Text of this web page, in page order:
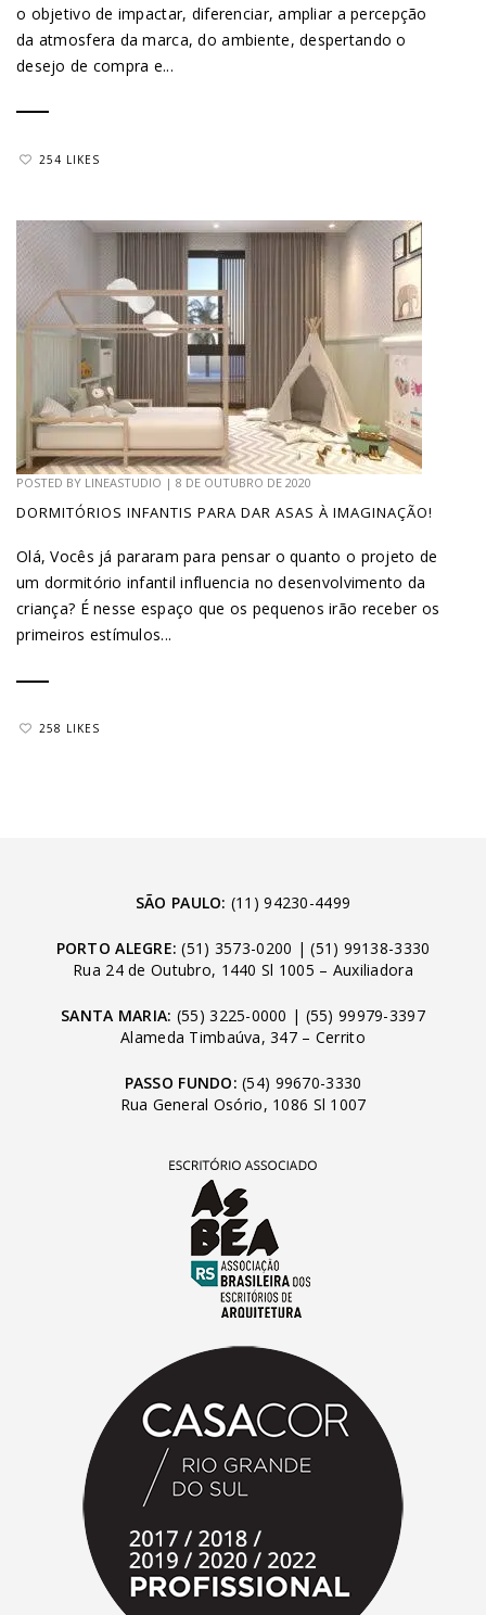
o objetivo de impactar, diferenciar, ampliar a percepção
da atmosfera da marca, do ambiente, despertando o
desejo de compra e...
254 LIKES
POSTED BY LINEASTUDIO | 8 DE OUTUBRO DE 2020
DORMITÓRIOS INFANTIS PARA DAR ASAS À IMAGINAÇÃO!
Olá, Vocês já pararam para pensar o quanto o projeto de
um dormitório infantil influencia no desenvolvimento da
criança? É nesse espaço que os pequenos irão receber os
primeiros estímulos...
258 LIKES
SÃO PAULO: (11) 94230-4499
PORTO ALEGRE: (51) 3573-0200 |(51) 99138-3330
Rua 24 de Outubro, 1440 Sl 1005 – Auxiliadora
SANTA MARIA: (55) 3225-0000 | (55) 99979-3397
Alameda Timbaúva, 347 – Cerrito
PASSO FUNDO: (54) 99670-3330
Rua General Osório, 1086 Sl 1007